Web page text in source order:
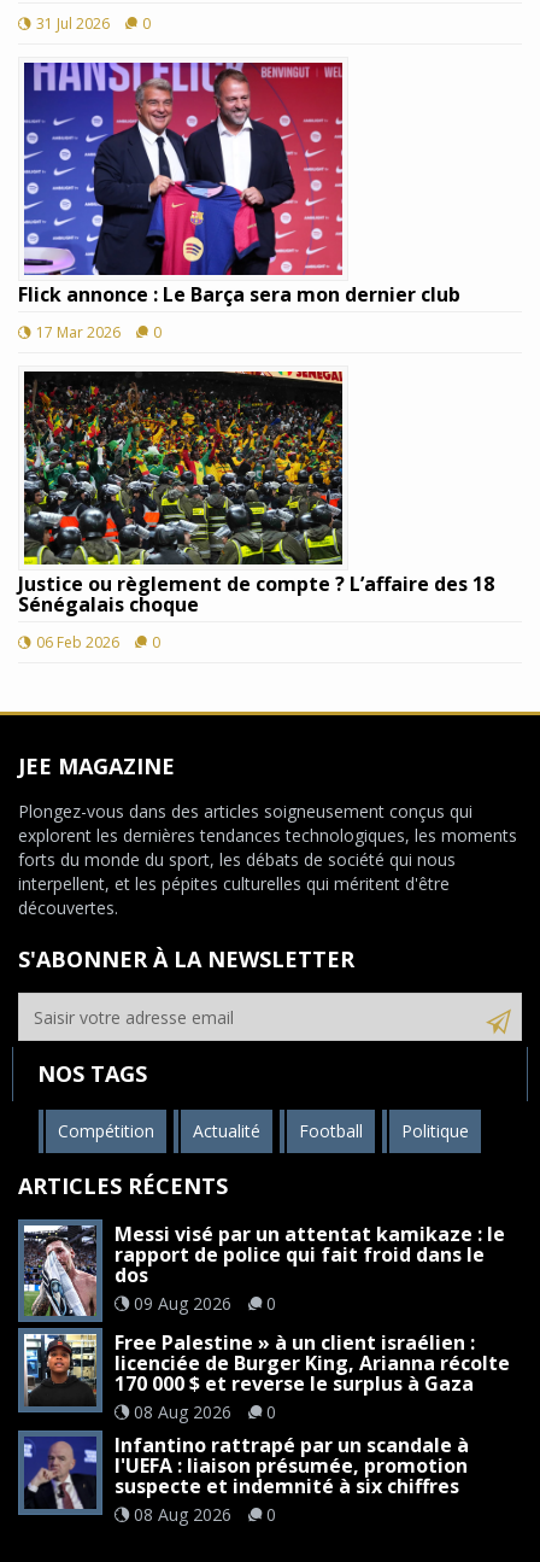
31 Jul 2026 0
Flick annonce : Le Barça sera mon dernier club
17 Mar 2026 0
Justice ou règlement de compte ? L’affaire des 18
Sénégalais choque
06 Feb 2026 0
JEE MAGAZINE
Plongez-vous dans des articles soigneusement conçus qui
explorent les dernières tendances technologiques, les moments
forts du monde du sport, les débats de société qui nous
interpellent, et les pépites culturelles qui méritent d'être
découvertes.
S'ABONNER À LA NEWSLETTER
NOS TAGS
Compétition Actualité Football Politique
ARTICLES RÉCENTS
Messi visé par un attentat kamikaze : le
rapport de police qui fait froid dans le
dos
09 Aug 2026 0
Free Palestine » à un client israélien :
licenciée de Burger King, Arianna récolte
170 000 $ et reverse le surplus à Gaza
08 Aug 2026 0
Infantino rattrapé par un scandale à
l'UEFA : liaison présumée, promotion
suspecte et indemnité à six chiffres
08 Aug 2026 0